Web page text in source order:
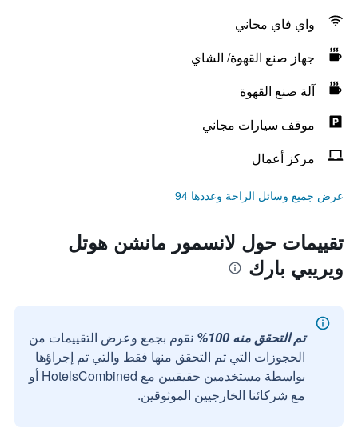
واي فاي مجاني
جهاز صنع القهوة/ الشاي
آلة صنع القهوة
موقف سيارات مجاني
مركز أعمال
عرض جميع وسائل الراحة وعددها 94
تقييمات حول لانسمور مانشن هوتل
ويريبي بارك
تم التحقق منه 100%
نقوم بجمع وعرض التقييمات من
الحجوزات التي تم التحقق منها فقط والتي تم إجراؤها
بواسطة مستخدمين حقيقيين مع HotelsCombined أو
مع شركائنا الخارجيين الموثوقين.